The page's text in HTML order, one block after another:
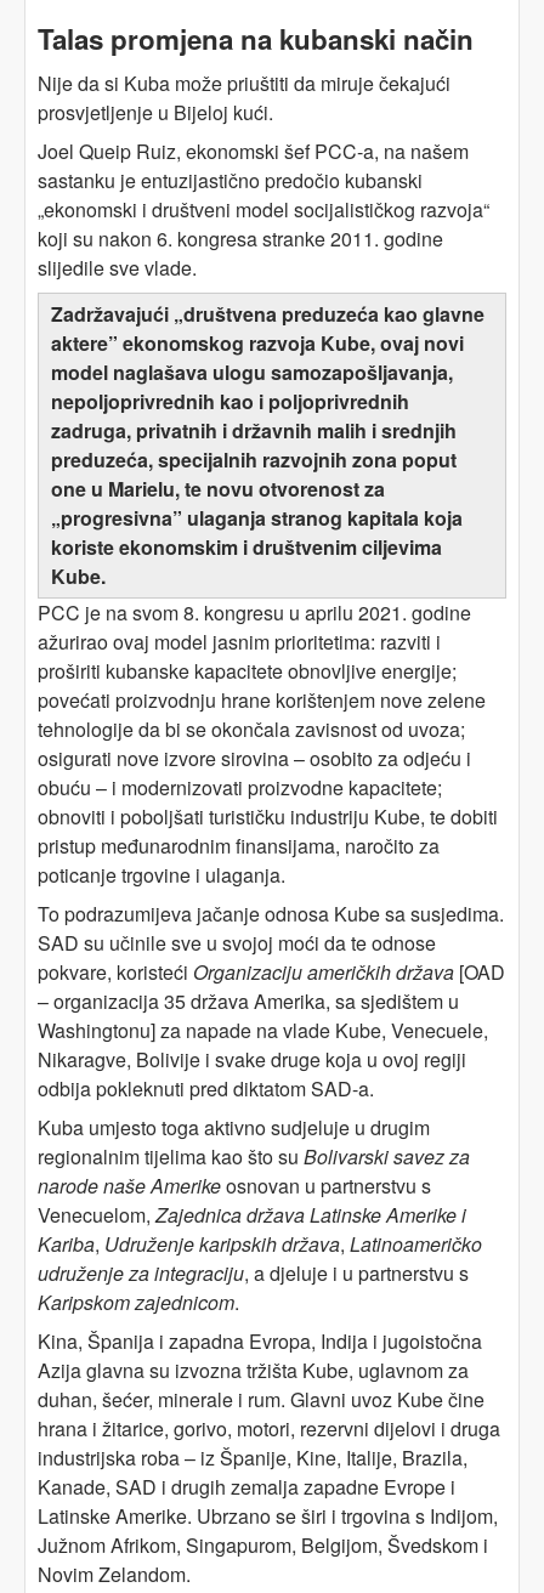
Talas promjena na kubanski način
Nije da si Kuba može priuštiti da miruje čekajući
prosvjetljenje u Bijeloj kući.
Joel Queip Ruiz, ekonomski šef PCC-a, na našem
sastanku je entuzijastično predočio kubanski
„ekonomski i društveni model socijalističkog razvoja“
koji su nakon 6. kongresa stranke 2011. godine
slijedile sve vlade.
Zadržavajući „društvena preduzeća kao glavne
aktere” ekonomskog razvoja Kube, ovaj novi
model naglašava ulogu samozapošljavanja,
nepoljoprivrednih kao i poljoprivrednih
zadruga, privatnih i državnih malih i srednjih
preduzeća, specijalnih razvojnih zona poput
one u Marielu, te novu otvorenost za
„progresivna” ulaganja stranog kapitala koja
koriste ekonomskim i društvenim ciljevima
Kube.
PCC je na svom 8. kongresu u aprilu 2021. godine
ažurirao ovaj model jasnim prioritetima: razviti i
proširiti kubanske kapacitete obnovljive energije;
povećati proizvodnju hrane korištenjem nove zelene
tehnologije da bi se okončala zavisnost od uvoza;
osigurati nove izvore sirovina – osobito za odjeću i
obuću – i modernizovati proizvodne kapacitete;
obnoviti i poboljšati turističku industriju Kube, te dobiti
pristup međunarodnim finansijama, naročito za
poticanje trgovine i ulaganja.
To podrazumijeva jačanje odnosa Kube sa susjedima.
SAD su učinile sve u svojoj moći da te odnose
pokvare, koristeći Organizaciju američkih država [OAD
– organizacija 35 država Amerika, sa sjedištem u
Washingtonu] za napade na vlade Kube, Venecuele,
Nikaragve, Bolivije i svake druge koja u ovoj regiji
odbija pokleknuti pred diktatom SAD-a.
Kuba umjesto toga aktivno sudjeluje u drugim
regionalnim tijelima kao što su Bolivarski savez za
narode naše Amerikeosnovan u partnerstvu s
Venecuelom,Zajednica država Latinske Amerike i
Kariba, Udruženje karipskih država, Latinoameričko
udruženje za integraciju, a djeluje i u partnerstvu s
Karipskom zajednicom.
Kina, Španija i zapadna Evropa, Indija i jugoistočna
Azija glavna su izvozna tržišta Kube, uglavnom za
duhan, šećer, minerale i rum. Glavni uvoz Kube čine
hrana i žitarice, gorivo, motori, rezervni dijelovi i druga
industrijska roba – iz Španije, Kine, Italije, Brazila,
Kanade, SAD i drugih zemalja zapadne Evrope i
Latinske Amerike. Ubrzano se širi i trgovina s Indijom,
Južnom Afrikom, Singapurom, Belgijom, Švedskom i
Novim Zelandom.